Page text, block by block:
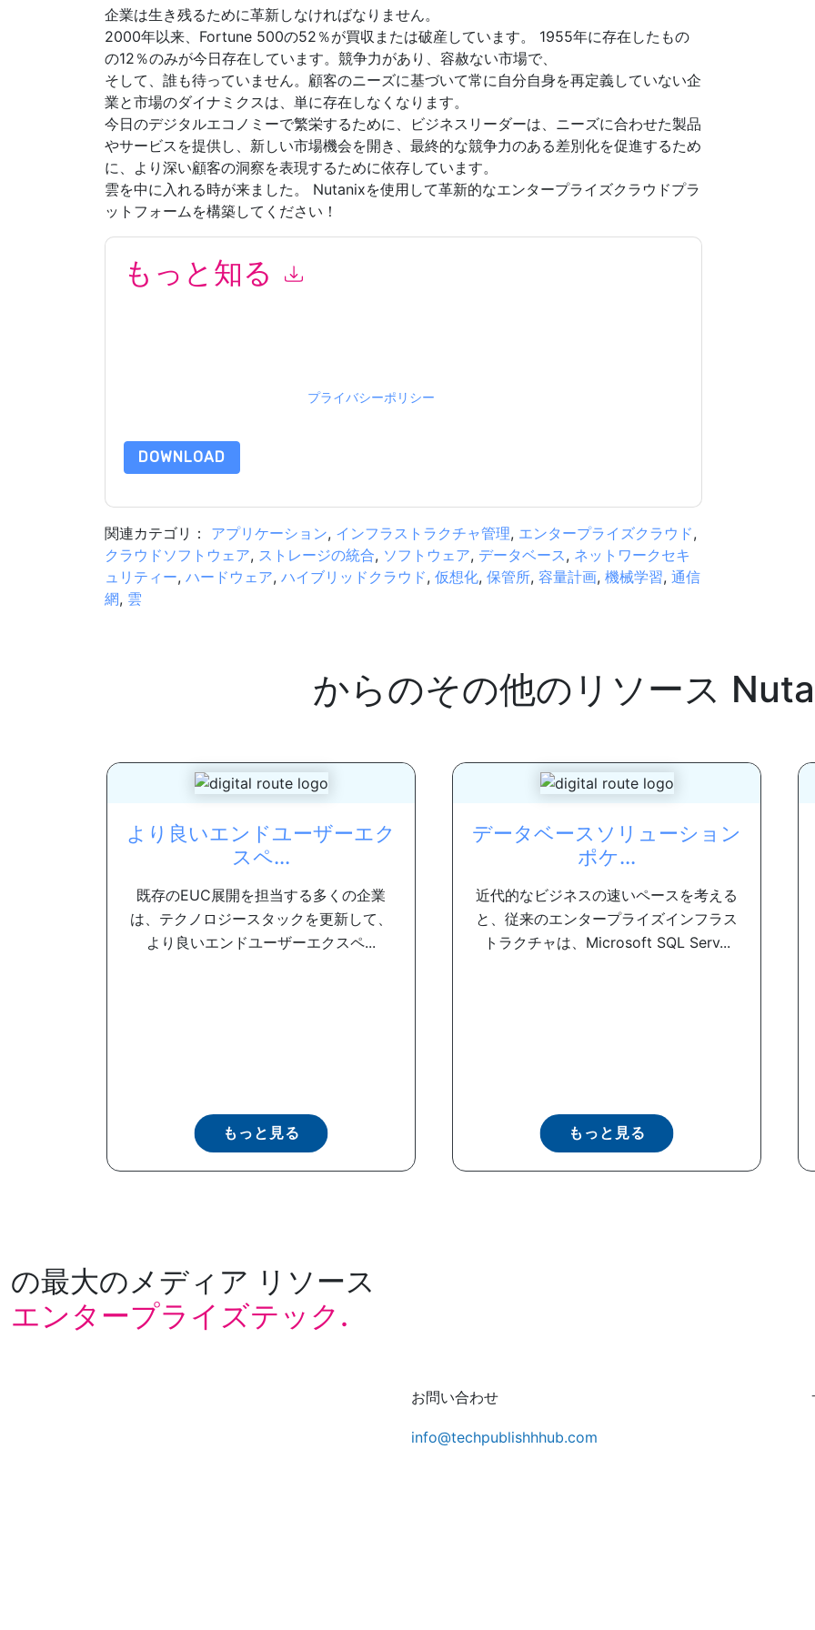
企業は生き残るために革新しなければなりません。
2000年以来、Fortune 500の52％が買収または破産しています。 1955年に存在したもの
の12％のみが今日存在しています。競争力があり、容赦ない市場で、
そして、誰も待っていません。顧客のニーズに基づいて常に自分自身を再定義していない企
業と市場のダイナミクスは、単に存在しなくなります。
今日のデジタルエコノミーで繁栄するために、ビジネスリーダーは、ニーズに合わせた製品
やサービスを提供し、新しい市場機会を開き、最終的な競争力のある差別化を促進するため
に、より深い顧客の洞察を表現するために依存しています。
雲を中に入れる時が来ました。 Nutanixを使用して革新的なエンタープライズクラウドプラ
ットフォームを構築してください！
もっと知る
プライバシーポリシー
DOWNLOAD
関連カテゴリ： アプリケーション, インフラストラクチャ管理, エンタープライズクラウド,
クラウドソフトウェア, ストレージの統合, ソフトウェア, データベース, ネットワークセキ
ュリティー, ハードウェア, ハイブリッドクラウド, 仮想化, 保管所, 容量計画, 機械学習, 通信
網, 雲
からのその他のリソース
より良いエンドユーザーエク
スペ...
既存のEUC展開を担当する多くの企業
は、テクノロジースタックを更新して、
より良いエンドユーザーエクスペ...
もっと見る
データベースソリューション
ポケ...
近代的なビジネスの速いペースを考える
と、従来のエンタープライズインフラス
トラクチャは、Microsoft SQL Serv...
もっと見る
の最大のメディア リソース
エンタープライズテック.
お問い合わせ
info@techpublishhhub.com